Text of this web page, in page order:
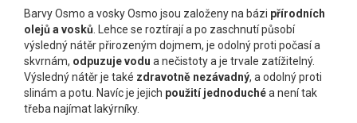
Barvy Osmo a vosky Osmo jsou založeny na bázi přírodních
olejů a vosků . Lehce se roztírají a po zaschnutí působí
výsledný nátěr přirozeným dojmem, je odolný proti počasí a
skvrnám, odpuzuje vodu a nečistoty a je trvale zatížitelný.
Výsledný nátěr je také zdravotně nezávadný, a odolný proti
slinám a potu. Navíc je jejich použití jednoduchéa není tak
třeba najímat lakýrníky.